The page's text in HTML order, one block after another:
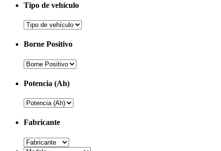
Tipo de vehículo
Borne Positivo
Potencia (Ah)
Fabricante